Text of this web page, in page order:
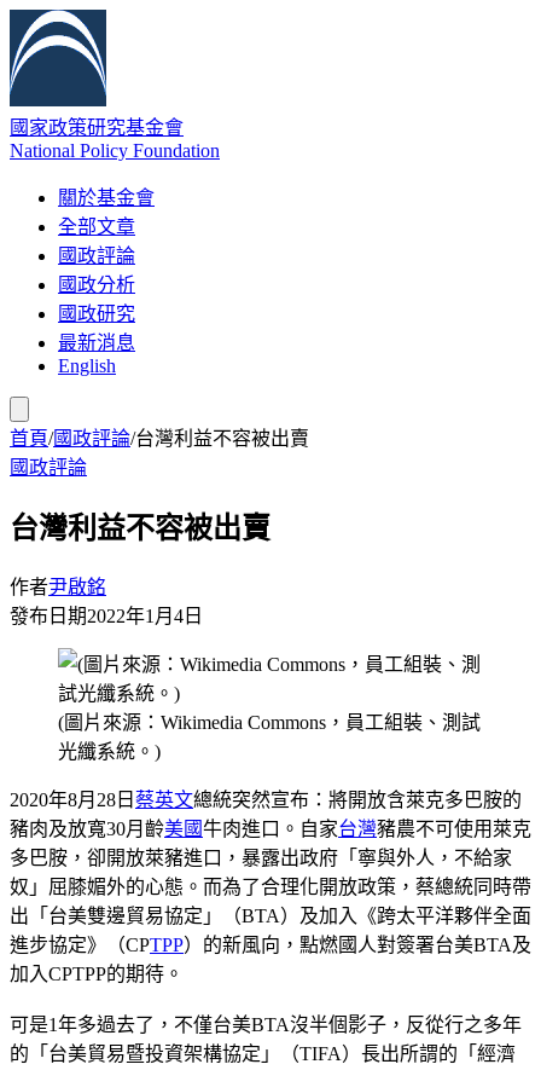
國家政策研究基金會
National Policy Foundation
關於基金會
全部文章
國政評論
國政分析
國政研究
最新消息
English
首頁/國政評論/台灣利益不容被出賣
國政評論
台灣利益不容被出賣
作者尹啟銘
發布日期2022年1月4日
(圖片來源：Wikimedia Commons，員工組裝、測試
光纖系統。)
2020年8月28日 蔡英文總統突然宣布：將開放含萊克多巴胺的
豬肉及放寬30月齡美國牛肉進口。自家台灣豬農不可使用萊克
多巴胺，卻開放萊豬進口，暴露出政府「寧與外人，不給家
奴」屈膝媚外的心態。而為了合理化開放政策，蔡總統同時帶
出「台美雙邊貿易協定」（BTA）及加入《跨太平洋夥伴全面
進步協定》（CPTPP）的新風向，點燃國人對簽署台美BTA及
加入CPTPP的期待。
可是1年多過去了，不僅台美BTA沒半個影子，反從行之多年
的「台美貿易暨投資架構協定」（TIFA）長出所謂的「經濟